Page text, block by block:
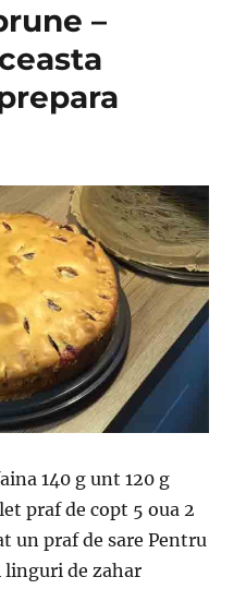
–
140 g unt 120 g
praf de copt 5 oua 2
un praf de sare Pentru
linguri de zahar